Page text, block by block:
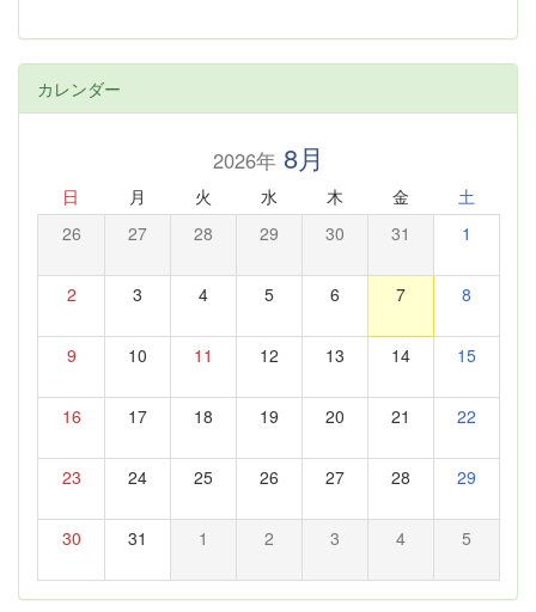
カレンダー
2026年8月
日 月 火 水 木 金 土
26 27 28 29 30 31 1
2 3 4 5 6 7 8
9 10 11 12 13 14 15
16 17 18 19 20 21 22
23 24 25 26 27 28 29
30 31 1 2 3 4 5